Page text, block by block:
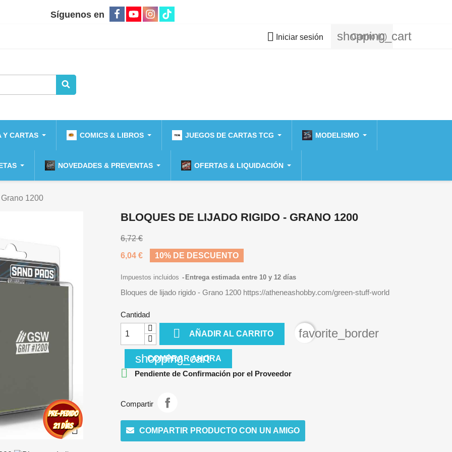
Síguenos en
 Iniciar sesión shopping_cart
Carrito (0)
Y CARTAS COMICS & LIBROS JUEGOS DE CARTAS TCG MODELISMO
NOVEDADES & PREVENTAS OFERTAS & LIQUIDACIÓN
1200

BLOQUES DE LIJADO RIGIDO - GRANO 1200
6,72 €
6,04 €
10% DE DESCUENTO
Impuestos incluidos Entrega estimada entre 10 y 12 días
Bloques de lijado rigido - Grano 1200 https://atheneashobby.com/green-stuff-world
Cantidad
 AÑADIR AL CARRITO
favorite_border
shopping_cart
COMPRAR AHORA
 Pendiente de Confirmación por el Proveedor
Compartir
COMPARTIR PRODUCTO CON UN AMIGO